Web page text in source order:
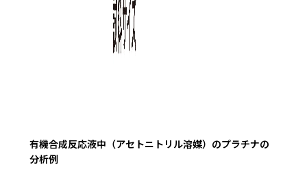
有機合成反応液中（アセトニトリル溶媒）のプラチナの
分析例